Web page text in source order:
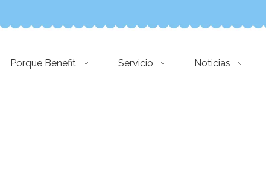
Porque Benefit Servicio Noticias